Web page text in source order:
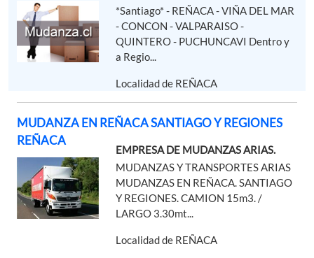
*Santiago* - REÑACA - VIÑA DEL MAR
- CONCON - VALPARAISO -
QUINTERO - PUCHUNCAVI Dentro y
a Regio...
Localidad de REÑACA
MUDANZA EN REÑACA SANTIAGO Y REGIONES
REÑACA
EMPRESA DE MUDANZAS ARIAS.
MUDANZAS Y TRANSPORTES ARIAS
MUDANZAS EN REÑACA. SANTIAGO
Y REGIONES. CAMION 15m3. /
LARGO 3.30mt...
Localidad de REÑACA